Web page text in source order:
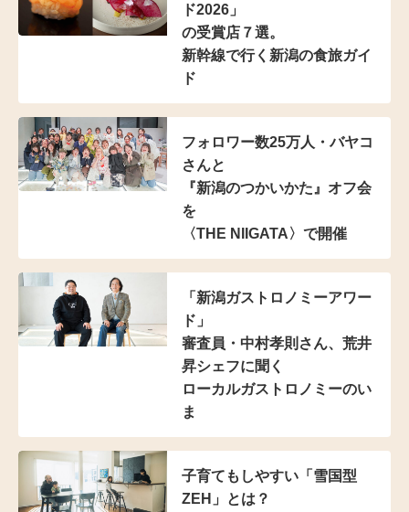
ド2026」
の受賞店７選。
新幹線で行く新潟の食旅ガイ
ド
フォロワー数25万人・バヤコ
さんと
『新潟のつかいかた』オフ会
を
〈THE NIIGATA〉で開催
「新潟ガストロノミーアワー
ド」
審査員・中村孝則さん、 荒井
昇シェフに聞く
ローカルガストロノミーのい
ま
子育てもしやすい 「雪国型
ZEH」とは？